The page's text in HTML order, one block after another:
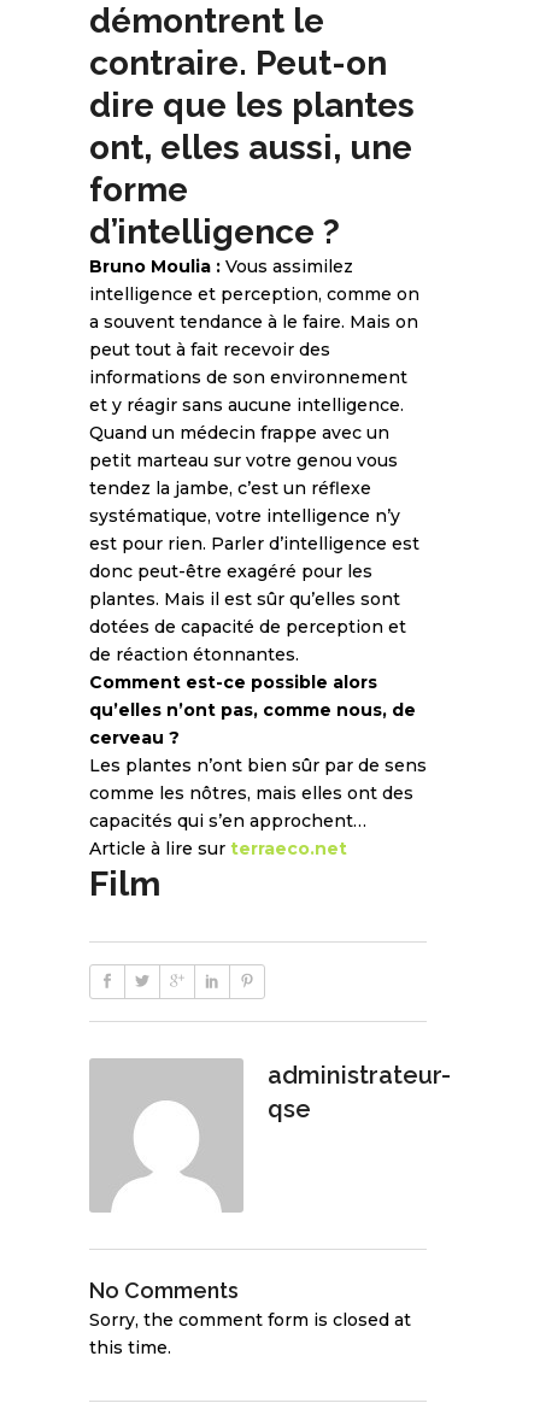
démontrent le
contraire. Peut-on
dire que les plantes
ont, elles aussi, une
forme
d’intelligence ?
Bruno Moulia : Vous assimilez
intelligence et perception, comme on
a souvent tendance à le faire. Mais on
peut tout à fait recevoir des
informations de son environnement
et y réagir sans aucune intelligence.
Quand un médecin frappe avec un
petit marteau sur votre genou vous
tendez la jambe, c’est un réflexe
systématique, votre intelligence n’y
est pour rien. Parler d’intelligence est
donc peut-être exagéré pour les
plantes. Mais il est sûr qu’elles sont
dotées de capacité de perception et
de réaction étonnantes.
Comment est-ce possible alors
qu’elles n’ont pas, comme nous, de
cerveau ?
Les plantes n’ont bien sûr par de sens
comme les nôtres, mais elles ont des
capacités qui s’en approchent…
Article à lire sur terraeco.net
Film
administrateur-
qse
No Comments
Sorry, the comment form is closed at
this time.